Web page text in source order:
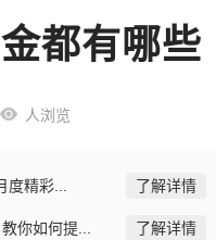
都有哪些
人浏览
精彩... 了解详情
你如何提... 了解详情